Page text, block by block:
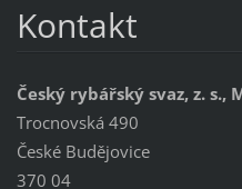
Kontakt
Český rybářský svaz, z. s.,
Trocnovská 490
České Budějovice
370 04